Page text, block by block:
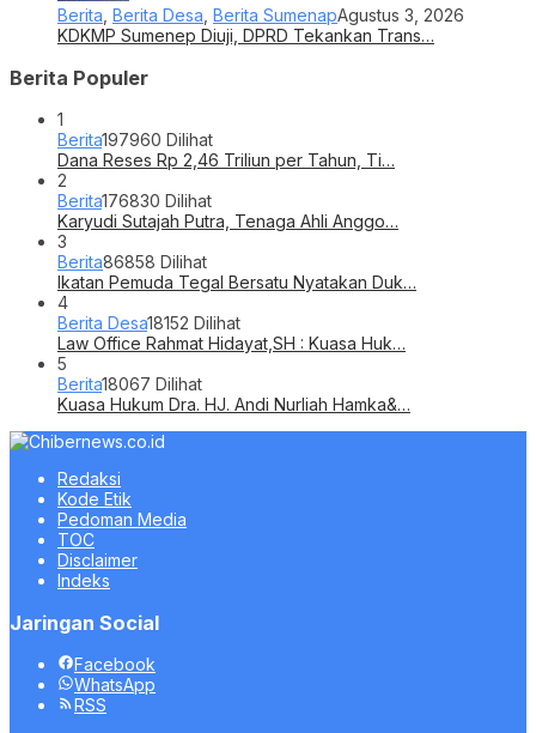
Berita Berita Desa Berita SumenapAgustus 3, 2026
KDKMP Sumenep Diuji, DPRD Tekankan Trans…
Berita Populer
1
Berita197960 Dilihat
Dana Reses Rp 2,46 Triliun per Tahun, Ti…
2
Berita176830 Dilihat
Karyudi Sutajah Putra, Tenaga Ahli Anggo…
3
Berita86858 Dilihat
Ikatan Pemuda Tegal Bersatu Nyatakan Duk…
4
Berita Desa18152 Dilihat
Law Office Rahmat Hidayat,SH : Kuasa Huk…
5
Berita18067 Dilihat
Kuasa Hukum Dra. HJ. Andi Nurliah Hamka&…
Redaksi
Kode Etik
Pedoman Media
TOC
Disclaimer
Indeks
Jaringan Social
Facebook
WhatsApp
RSS